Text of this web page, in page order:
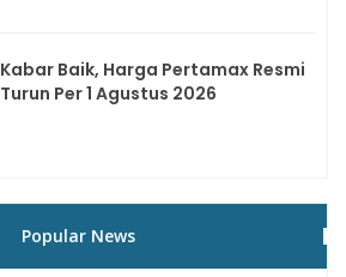
Kabar Baik, Harga Pertamax Resmi
Turun Per 1 Agustus 2026
Popular News